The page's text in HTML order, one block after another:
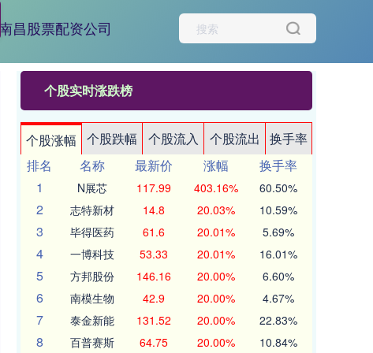
南昌股票配资公司
个股实时涨跌榜
个股涨幅 个股跌幅 个股流入 个股流出
换手率
排名
名称 最新价 涨幅
换手率
1
N展芯 117.99 403.16% 60.50%
2 志特新材 14.8 20.03% 10.59%
3 毕得医药 61.6 20.01% 5.69%
4 一博科技 53.33 20.01% 16.01%
5 方邦股份 146.16 20.00% 6.60%
6 南模生物 42.9 20.00% 4.67%
7 泰金新能 131.52 20.00% 22.83%
8 百普赛斯 64.75 20.00% 10.84%